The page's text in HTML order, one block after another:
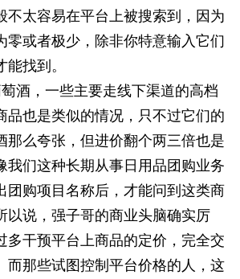
不太容易在平台上被搜索到，因为
零或者极少，除非你特意输入它们
找到。
酒，一些主要走线下渠道的高档
品也是类似的情况，只不过它们的
那么夸张，但进价翻个两三倍也是
我们这种长期从事日用品团购业务
团购项目名称后，才能问到这类商
以说，强子哥的商业头脑确实厉
多干预平台上商品的定价，完全交
而那些试图控制平台价格的人，这